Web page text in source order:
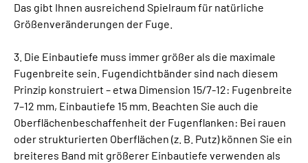
Das gibt Ihnen ausreichend Spielraum für natürliche
Größenveränderungen der Fuge.
3. Die Einbautiefe muss immer größer als die maximale
Fugenbreite sein. Fugendichtbänder sind nach diesem
Prinzip konstruiert – etwa Dimension 15/7-12: Fugenbreite
7–12 mm, Einbautiefe 15 mm. Beachten Sie auch die
Oberflächenbeschaffenheit der Fugenflanken: Bei rauen
oder strukturierten Oberflächen (z. B. Putz) können Sie ein
breiteres Band mit größerer Einbautiefe verwenden als